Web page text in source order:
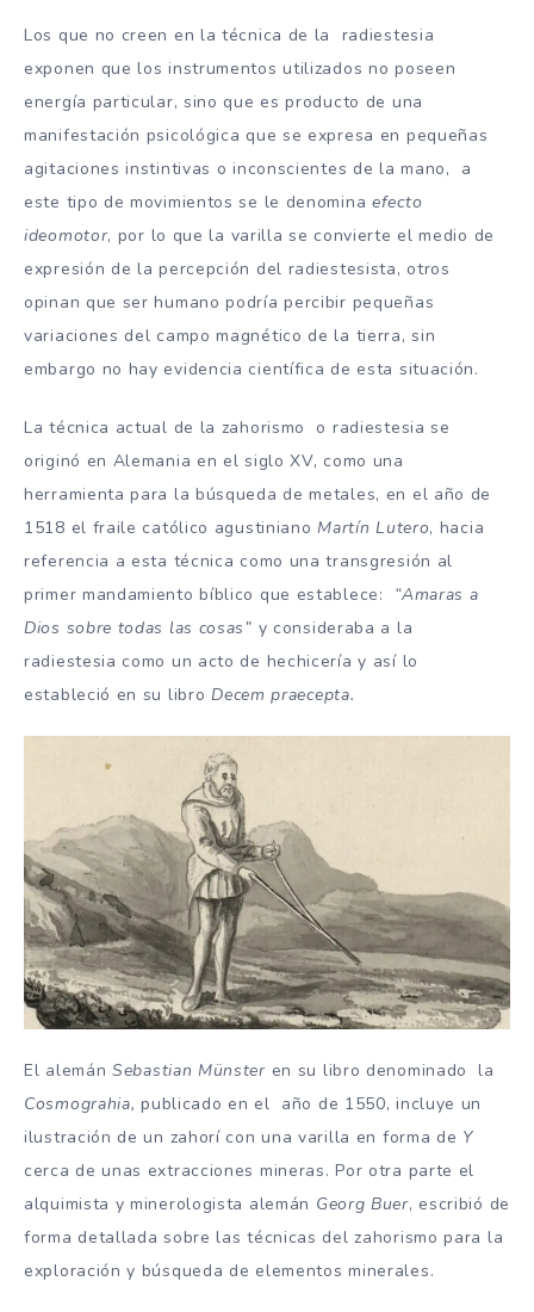
Los que no creen en la técnica de la radiestesia
exponen que los instrumentos utilizados no poseen
energía particular, sino que es producto de una
manifestación psicológica que se expresa en pequeñas
agitaciones instintivas o inconscientes de la mano, a
este tipo de movimientos se le denomina efecto
ideomotor, por lo que la varilla se convierte el medio de
expresión de la percepción del radiestesista, otros
opinan que ser humano podría percibir pequeñas
variaciones del campo magnético de la tierra, sin
embargo no hay evidencia científica de esta situación.
La técnica actual de la zahorismo o radiestesia se
originó en Alemania en el siglo XV, como una
herramienta para la búsqueda de metales, en el año de
1518 el fraile católico agustinianoMartín Lutero, hacia
referencia a esta técnica como una transgresión al
primer mandamiento bíblico que establece: “Amaras a
Dios sobre todas las cosas” y consideraba a la
radiestesia como un acto de hechicería y así lo
estableció en su libroDecem praecepta.
El alemán Sebastian Münsteren su libro denominado la
Cosmograhia,publicado en el año de 1550, incluye un
ilustración de un zahorí con una varilla en forma de Y
cerca de unas extracciones mineras. Por otra parte el
alquimista y minerologista alemán Georg Buer, escribió de
forma detallada sobre las técnicas del zahorismo para la
exploración y búsqueda de elementos minerales.